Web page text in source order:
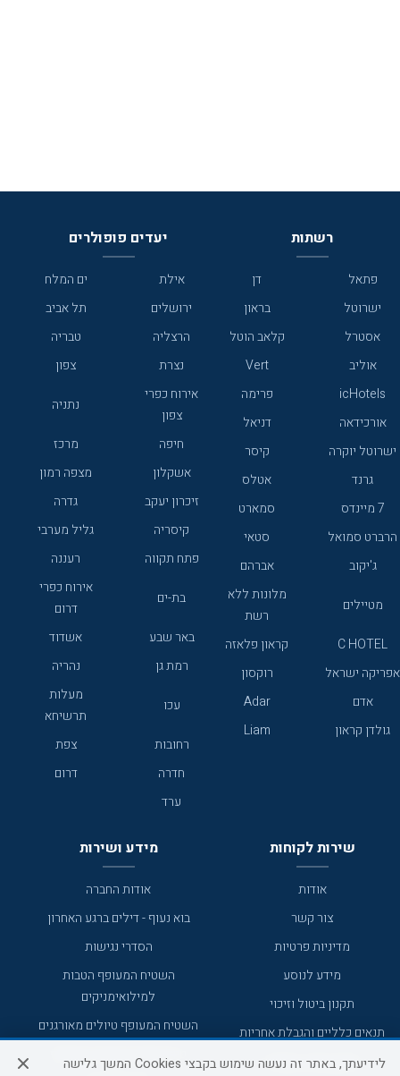
רשתות
פתאל
דן
ישרוטל
בראון
אסטרל
קלאב הוטל
אוליב
Vert
icHotels
פרימה
אורכידאה
דניאל
ישרוטל יוקרה
קיסר
גרנד
אטלס
7 מיינדס
סמארט
הרברט סמואל
סטאי
ג'יקוב
אברהם
מטיילים
מלונות ללא
רשת
C HOTEL
קראון פלאזה
אפריקה ישראל
רוקסון
אדם
Adar
גולדן קראון
Liam
יעדים פופולרים
אילת
ים המלח
ירושלים
תל אביב
הרצליה
טבריה
נצרת
צפון
אירוח כפרי
צפון
נתניה
חיפה
מרכז
אשקלון
מצפה רמון
זיכרון יעקב
גדרה
קיסריה
גליל מערבי
פתח תקווה
רעננה
בת-ים
אירוח כפרי
דרום
באר שבע
אשדוד
רמת גן
נהריה
עכו
מעלות
תרשיחא
רחובות
צפת
חדרה
דרום
ערד
שירות לקוחות
אודות
צור קשר
מדיניות פרטיות
מידע לנוסע
תקנון ביטול וזיכוי
תנאים כלליים והגבלת אחריות
תקנון מועדון לקוחות
מידע ושירות
אודות החברה
בוא נעוף - דילים ברגע האחרון
הסדרי נגישות
השטיח המעופף הטבות
למילואימניקים
השטיח המעופף טיולים מאורגנים
טיול מאורגן בשטיח המעופף
לידיעתך, באתר זה נעשה שימוש בקבצי Cookies המשך גלישה